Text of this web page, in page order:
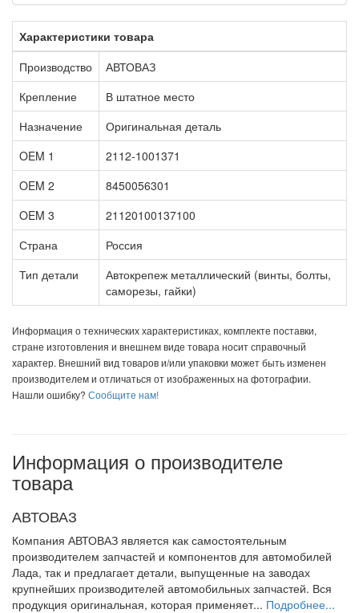
Характеристики товара
Производство
АВТОВАЗ
Крепление
В штатное место
Назначение
Оригинальная деталь
OEM 1
2112-1001371
OEM 2
8450056301
OEM 3
21120100137100
Страна
Россия
Тип детали
Автокрепеж металлический (винты, болты,
саморезы, гайки)
Информация о технических характеристиках, комплекте поставки,
стране изготовления и внешнем виде товара носит справочный
характер. Внешний вид товаров и/или упаковки может быть изменен
производителем и отличаться от изображенных на фотографии.
Нашли ошибку? Сообщите нам!
Информация о производителе
товара
АВТОВАЗ
Компания АВТОВАЗ является как самостоятельным
производителем запчастей и компонентов для автомобилей
Лада, так и предлагает детали, выпущенные на заводах
крупнейших производителей автомобильных запчастей. Вся
продукция оригинальная, которая применяет... Подробнее...